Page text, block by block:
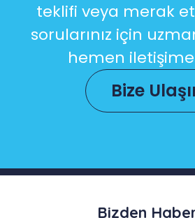
teklifi veya merak
sorularınız için
hemen
Bize
Bizden